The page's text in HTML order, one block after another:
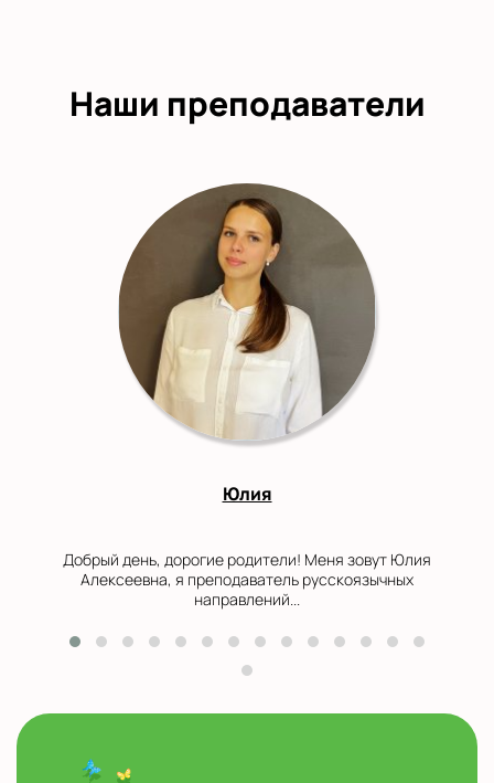
Наши преподаватели
Юлия
Добрый день, дорогие родители! Меня зовут Юлия
Алексеевна, я преподаватель русскоязычных
направлений...